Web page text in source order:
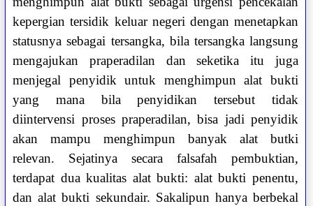
kepergian tersidik keluar negeri dengan menetapkan
statusnya sebagai tersangka, bila tersangka langsung
mengajukan praperadilan dan seketika itu juga
menjegal penyidik untuk menghimpun alat bukti
yang mana bila penyidikan tersebut tidak
diintervensi proses praperadilan, bisa jadi penyidik
akan mampu menghimpun banyak alat butki
relevan. Sejatinya secara falsafah pembuktian,
terdapat dua kualitas alat bukti: alat bukti penentu,
dan alat bukti sekundair. Sakalipun hanya berbekal